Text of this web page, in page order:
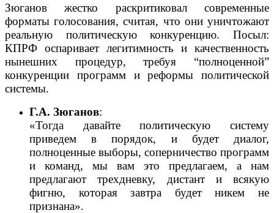
Зюганов жестко раскритиковал современные
форматы голосования, считая, что они уничтожают
реальную политическую конкуренцию. Посыл:
КПРФ оспаривает легитимность и качественность
нынешних процедур, требуя “полноценной”
конкуренции программ и реформы политической
системы.
Г.А. Зюганов:
«Тогда давайте политическую систему
приведем в порядок, и будет диалог,
полноценные выборы, соперничество программ
и команд, мы вам это предлагаем, а нам
предлагают трехдневку, дистант и всякую
фигню, которая завтра будет никем не
признана».